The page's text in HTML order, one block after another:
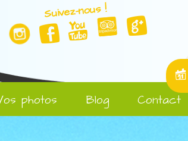
Suivez-nous !
photos Blog Contact